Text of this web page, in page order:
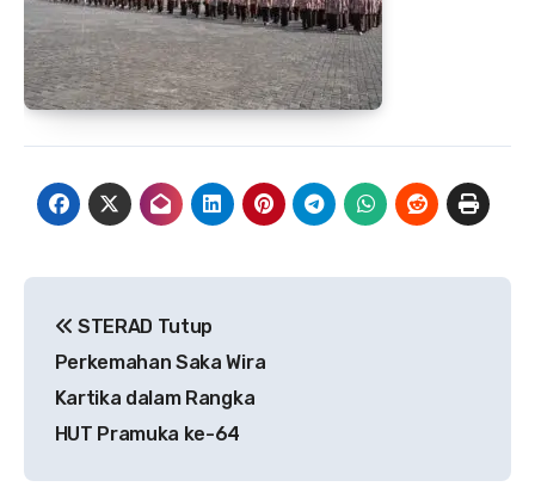
pos
STERAD Tutup
Perkemahan Saka Wira
Kartika dalam Rangka
HUT Pramuka ke-64